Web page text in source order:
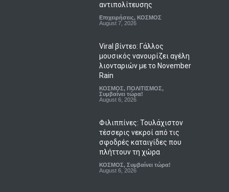
αντιπολίτευσης
Επιχειρήσεις, ΚΟΣΜΟΣ
August 7, 2026
Viral βίντεο: Γάλλος
μουσικός νανουρίζει αγέλη
λιονταριών με το November
Rain
ΚΟΣΜΟΣ, ΠΟΛΙΤΙΣΜΟΣ,
Συμβαίνει τώρα!
August 6, 2026
Φιλιππίνες: Τουλάχιστον
τέσσερις νεκροί από τις
σφοδρές καταιγίδες που
πλήττουν τη χώρα
ΚΟΣΜΟΣ, Συμβαίνει τώρα!
August 6, 2026